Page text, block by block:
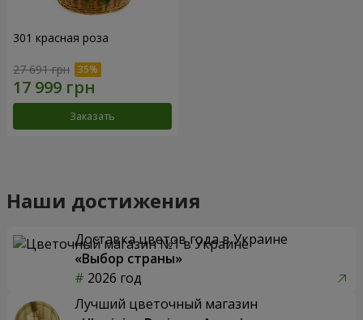
301 красная роза
27 691 грн
Заказать
Наши достижения
Доставка цветов года в Украине
«Выбор страны»
2026 год
Лучший цветочный магазин